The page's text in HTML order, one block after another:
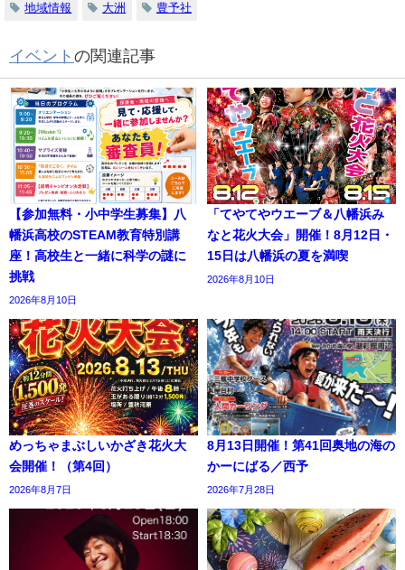
地域情報 大洲 豊予社
イベント の関連記事
【参加無料・小中学生募集】八
幡浜高校のSTEAM教育特別講
座！高校生と一緒に科学の謎に
挑戦
2026年8月10日
「てやてやウエーブ＆八幡浜み
なと花火大会」開催！8月12日・
15日は八幡浜の夏を満喫
2026年8月10日
めっちゃまぶしいかざき花火大
会開催！（第4回）
2026年8月7日
8月13日開催！第41回奥地の海の
かーにばる／西予
2026年7月28日